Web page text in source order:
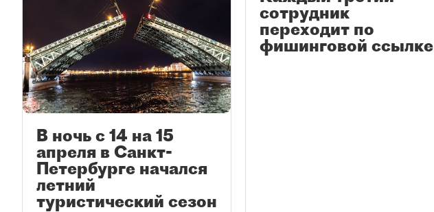
В ночь с 14 на 15
апреля в Санкт-
Петербурге начался
летний
туристический сезон
сотрудник
переходит по
фишинговой ссылке